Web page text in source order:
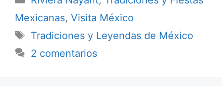
Mexicanas, Visita México
Etiquetas
Tradiciones y Leyendas de México
2 comentarios